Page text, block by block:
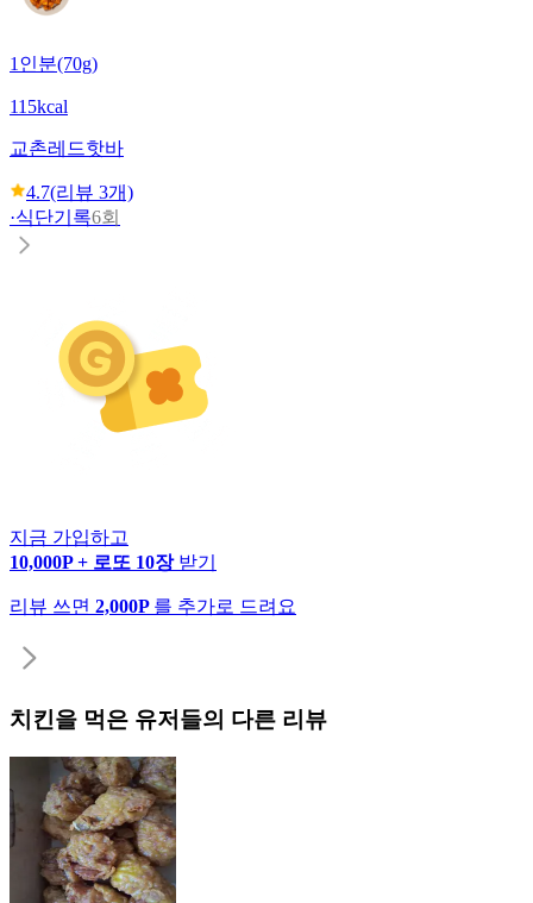
1인분(70g)
115kcal
교촌레드핫바
4.7(리뷰 3개)
·식단기록6회
지금 가입하고
10,000P + 로또 10장 받기
리뷰 쓰면 2,000P 를 추가로 드려요
치킨을 먹은 유저들의 다른 리뷰